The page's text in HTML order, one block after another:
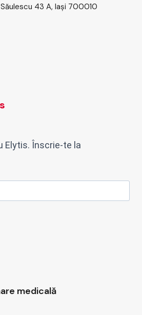
43 A, Iași 700010
Elytis. Înscrie-te la
medicală